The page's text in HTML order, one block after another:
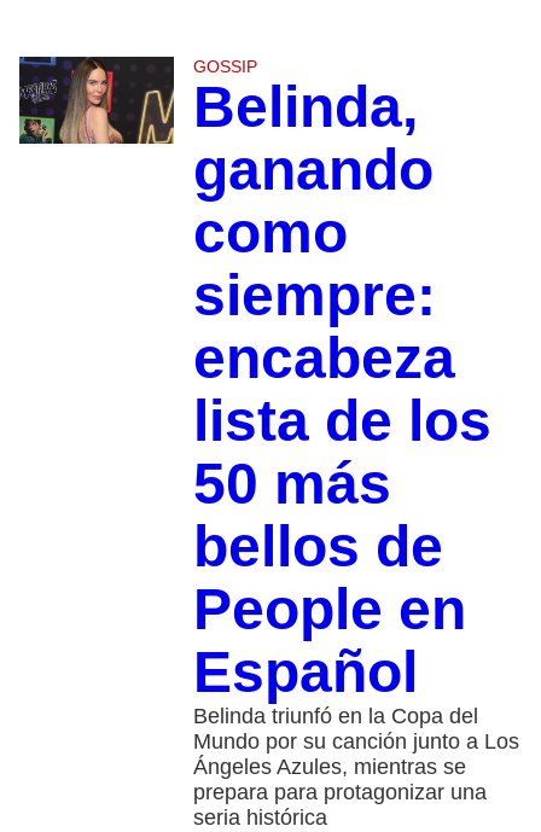
GOSSIP
Belinda,
ganando
como
siempre:
encabeza
lista de los
50 más
bellos de
People en
Español
Belinda triunfó en la Copa del
Mundo por su canción junto a Los
Ángeles Azules, mientras se
prepara para protagonizar una
seria histórica